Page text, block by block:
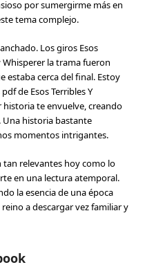
por sumergirme más en
tema complejo.
Los giros Esos
Whisperer la trama fueron
estaba cerca del final. Estoy
de Esos Terribles Y
historia te envuelve, creando
historia bastante
momentos intrigantes.
tan relevantes hoy como lo
en una lectura atemporal.
la esencia de una época
a descargar vez familiar y